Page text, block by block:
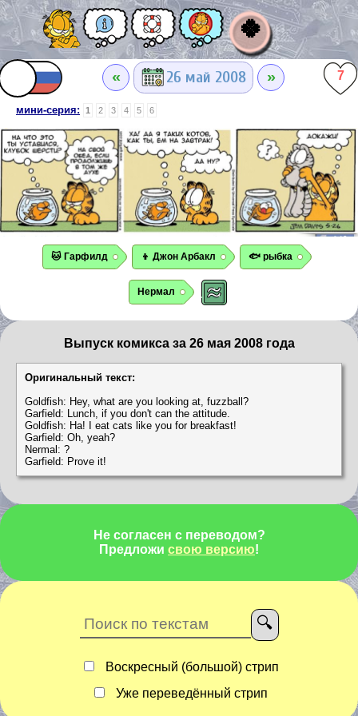
🍀
« 26 май 2008 » 7
мини-серия: 1 2 3 4 5 6
🐱 Гарфилд 👦 Джон Арбакл 🐟 рыбка
Нермал
Выпуск комикса за 26 мая 2008 года
Оригинальный текст:
Goldfish: Hey, what are you looking at, fuzzball?
Garfield: Lunch, if you don't can the attitude.
Goldfish: Ha! I eat cats like you for breakfast!
Garfield: Oh, yeah?
Nermal: ?
Garfield: Prove it!
Не согласен с переводом?
Предложи свою версию!
Воскресный (большой) стрип
Уже переведённый стрип